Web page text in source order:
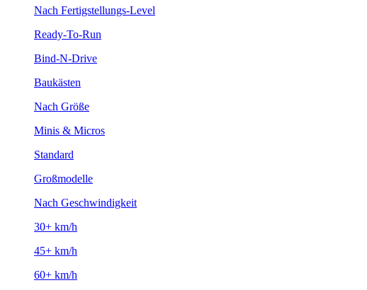
Nach Fertigstellungs-Level
Ready-To-Run
Bind-N-Drive
Baukästen
Nach Größe
Minis & Micros
Standard
Großmodelle
Nach Geschwindigkeit
30+ km/h
45+ km/h
60+ km/h